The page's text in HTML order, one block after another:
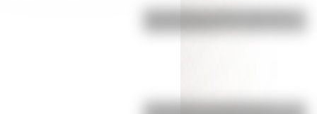
Pila eléctrica: quién la inventó y
17 de agosto: actividades y